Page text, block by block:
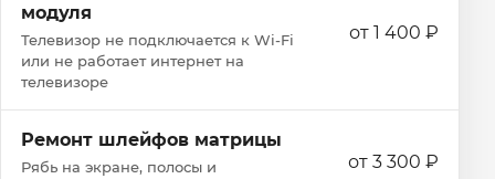
модуля
Телевизор не подключается к Wi‑Fi
или не работает интернет на
телевизоре
от 1 400 ₽
Ремонт шлейфов матрицы
Рябь на экране, полосы и
от 3 300 ₽